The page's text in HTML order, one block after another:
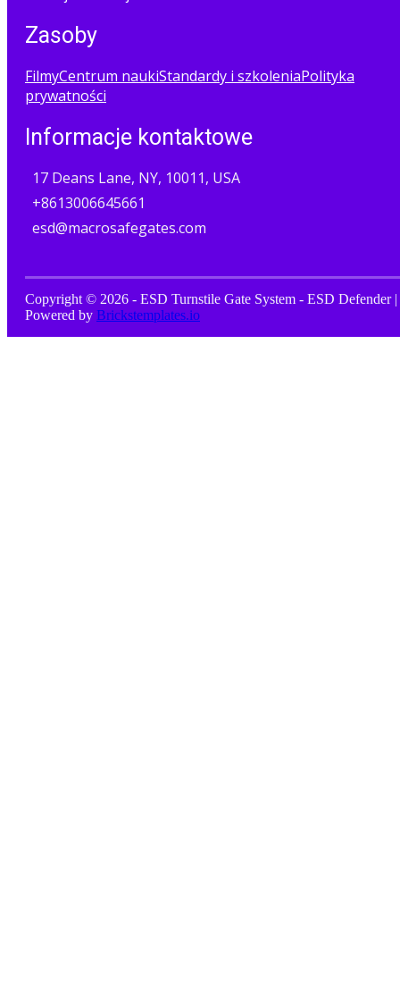
Zasoby
FilmyCentrum naukiStandardy i szkoleniaPolityka
prywatności
Informacje kontaktowe
17 Deans Lane, NY, 10011, USA
+8613006645661
esd@macrosafegates.com
Copyright © 2026 - ESD Turnstile Gate System - ESD Defender |
Powered by Brickstemplates.io